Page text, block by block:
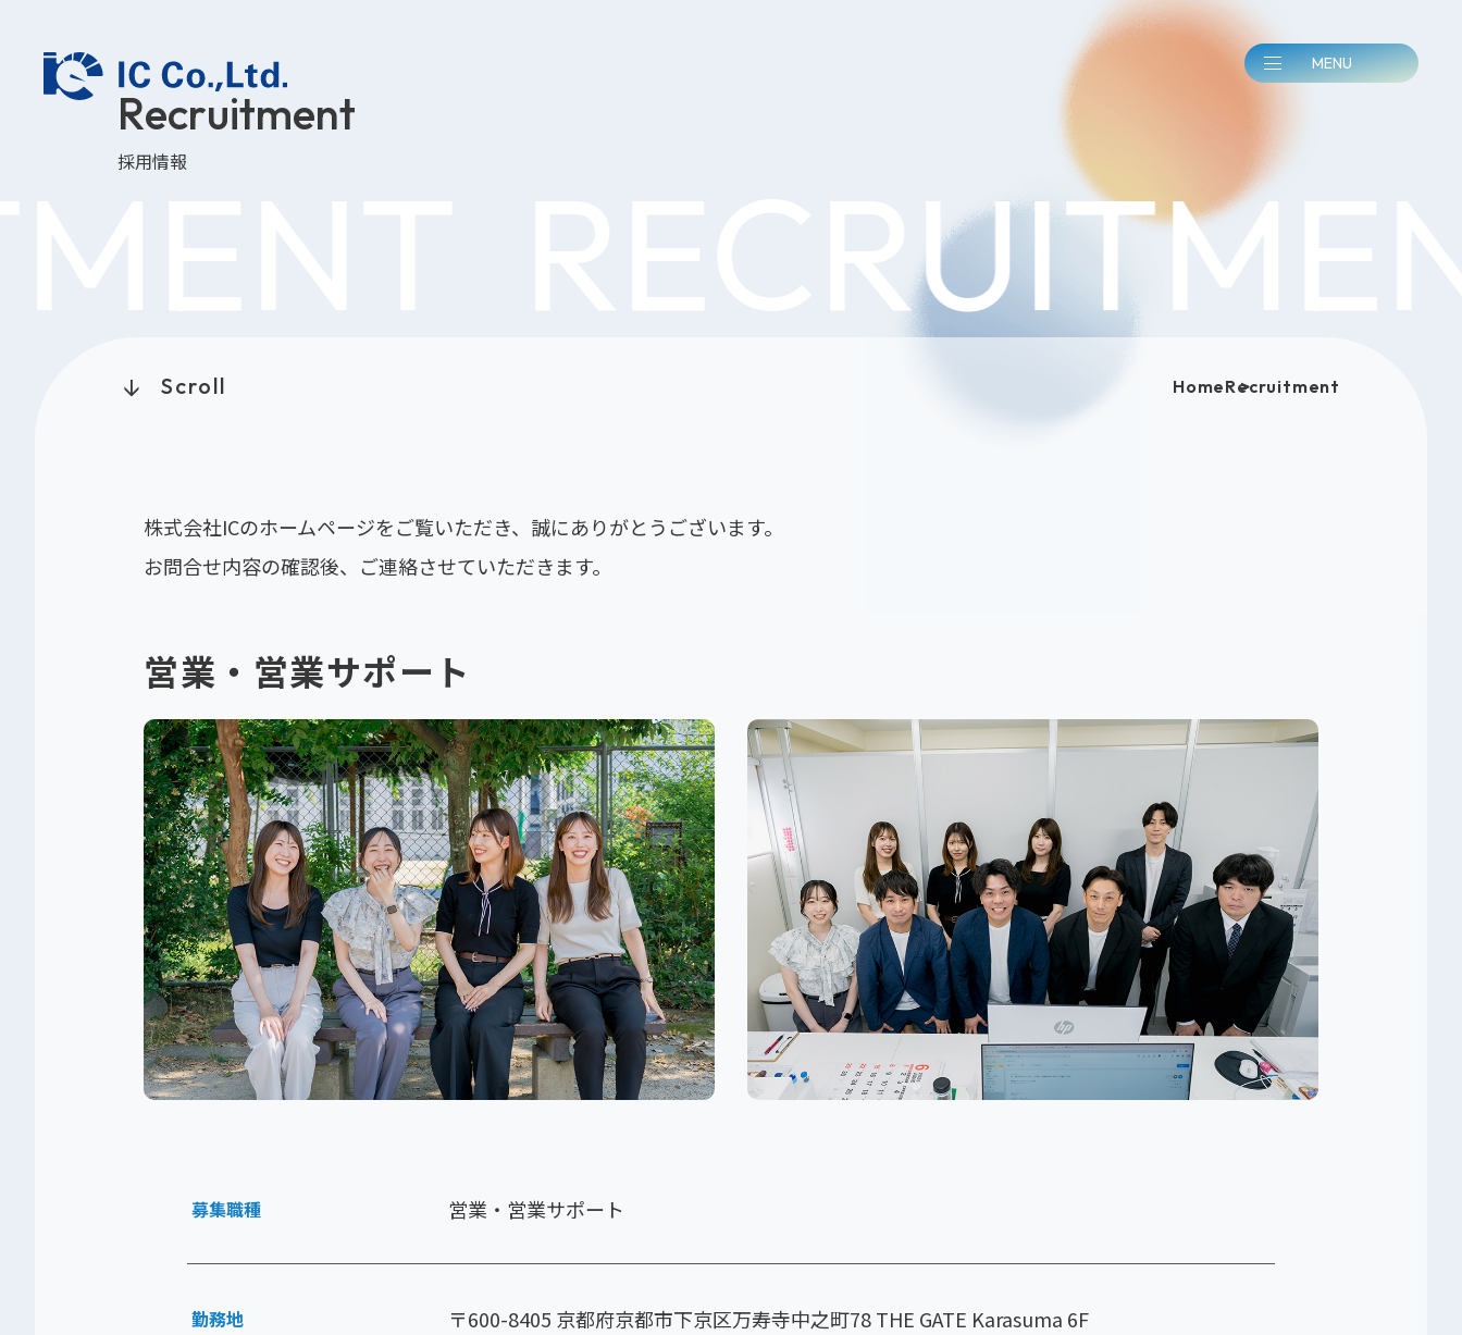
お問い合わせ よくある質問
Recruitment
採用情報 RECRUITMENT
Scroll HomeRecruitment
株式会社ICのホームページをご覧いただき、誠にありがとうございます。
お問合せ内容の確認後、ご連絡させていただきます。
営業・営業サポート
募集職種 営業・営業サポート
勤務地
〒600-8405 京都府京都市下京区万寿寺中之町78 THE GATE Karasuma 6F